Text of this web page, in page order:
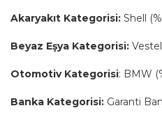
Akaryakıt Kategorisi: Shell
Beyaz Eşya Kategorisi:
Otomotiv Kategorisi: BMW
Banka Kategorisi: Garanti